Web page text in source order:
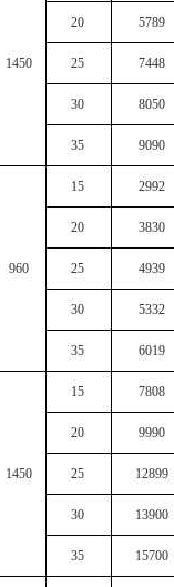
1450
20 5789
25 7448
30 8050
35 9090
960
15 2992
20 3830
25 4939
30 5332
35 6019
1450
15 7808
20 9990
25 12899
30 13900
35 15700